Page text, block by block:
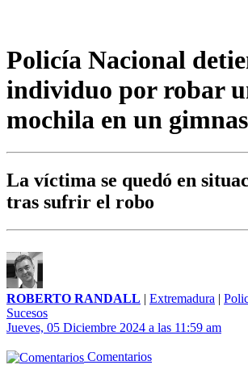
Policía Nacional
individuo por robar
mochila en un
La víctima se quedó en
tras sufrir el robo
ROBERTO RANDALL | Extremadura |
Sucesos
Jueves, 05 Diciembre 2024 a las 11:59 am
Comentarios